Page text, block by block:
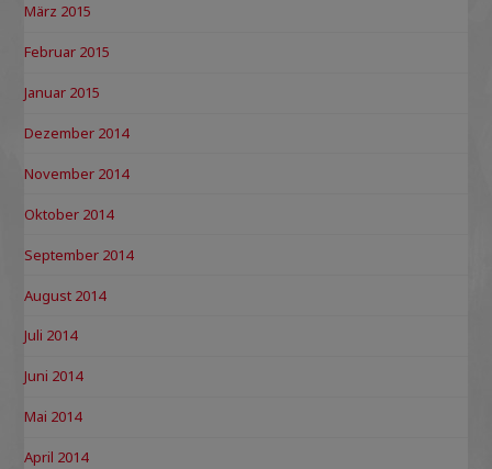
März 2015
Februar 2015
Januar 2015
Dezember 2014
November 2014
Oktober 2014
September 2014
August 2014
Juli 2014
Juni 2014
Mai 2014
April 2014